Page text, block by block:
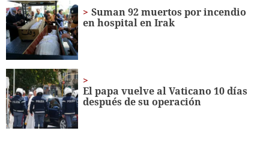
Suman 92 muertos por incendio
en hospital en Irak
El papa vuelve al Vaticano 10 días
después de su operación